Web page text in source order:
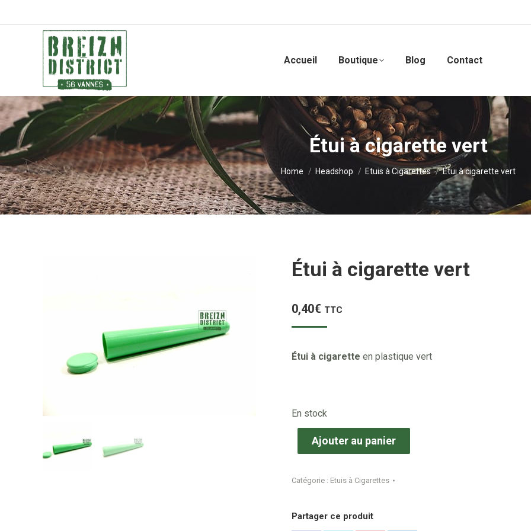
Accueil Boutique Blog Contact
Étui à cigarette vert
You are here:
Home Headshop Etuis à Cigarettes Étui à cigarette vert
Étui à cigarette vert
0,40€ TTC
Étui à cigarette en plastique vert
En stock
Ajouter au panier
Catégorie : Etuis à Cigarettes
Partager ce produit